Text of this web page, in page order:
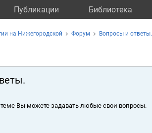
Публикации Библиотека
на Нижегородской Форум Вопросы и ответы.
теме Вы можете задавать любые свои вопросы.